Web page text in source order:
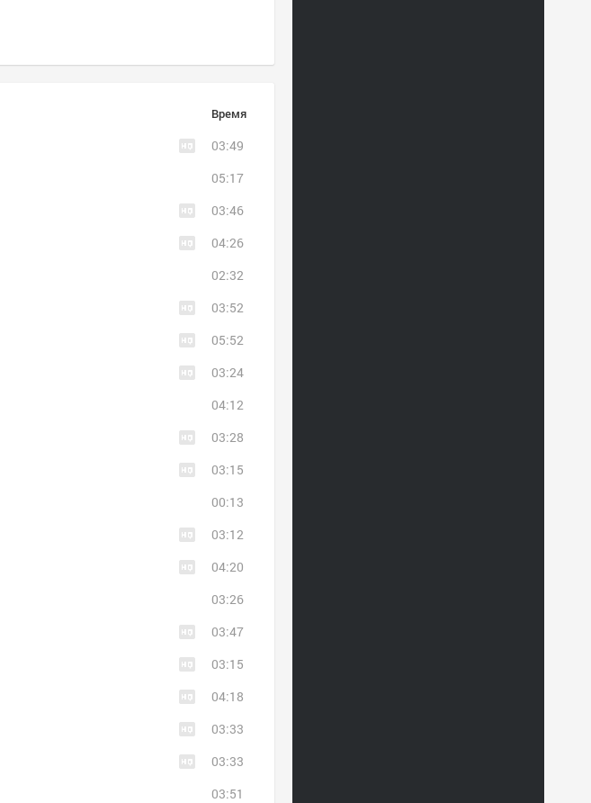
Время
03:49
05:17
03:46
04:26
02:32
03:52
05:52
03:24
04:12
03:28
03:15
00:13
03:12
04:20
03:26
03:47
03:15
04:18
03:33
03:33
03:51